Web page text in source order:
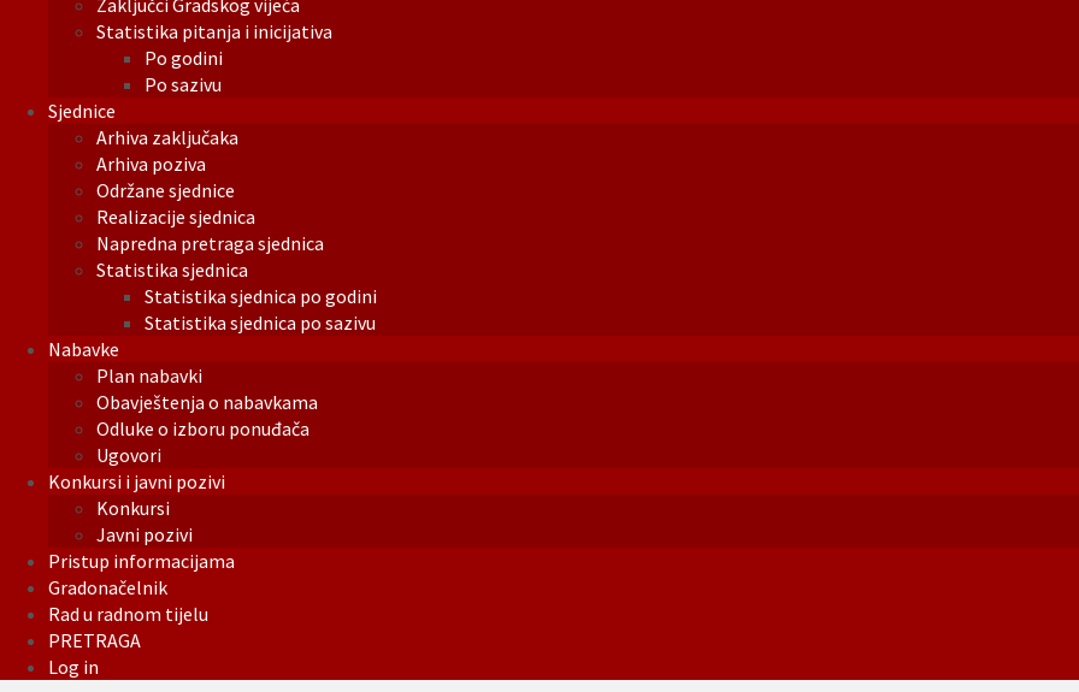
Zaključci Gradskog vijeća
Statistika pitanja i inicijativa
Po godini
Po sazivu
Sjednice
Arhiva zaključaka
Arhiva poziva
Održane sjednice
Realizacije sjednica
Napredna pretraga sjednica
Statistika sjednica
Statistika sjednica po godini
Statistika sjednica po sazivu
Nabavke
Plan nabavki
Obavještenja o nabavkama
Odluke o izboru ponuđača
Ugovori
Konkursi i javni pozivi
Konkursi
Javni pozivi
Pristup informacijama
Gradonačelnik
Rad u radnom tijelu
PRETRAGA
Log in